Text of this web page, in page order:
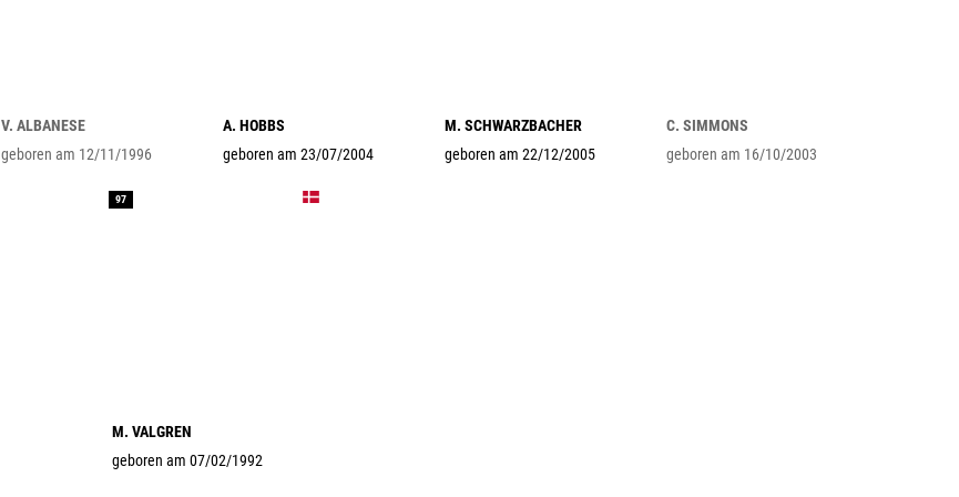
V. ALBANESE
geboren am 12/11/1996
A. HOBBS
geboren am 23/07/2004
M. SCHWARZBACHER
geboren am 22/12/2005
C. SIMMONS
geboren am 16/10/2003
97
M. VALGREN
geboren am 07/02/1992